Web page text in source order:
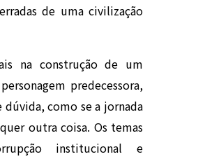
de uma civilização
na construção de um
predecessora,
dúvida, como se a jornada
outra coisa. Os temas
institucional e